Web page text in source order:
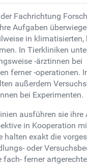
Fachrichtung
Aufgaben
in klimatisierten,
In Tierkliniken
-ärztinnen bei
ferner -operationen.
außerdem
bei Experimenten.
ausführen sie ihre
in Kooperation
halten exakt die
oder
fach- ferner